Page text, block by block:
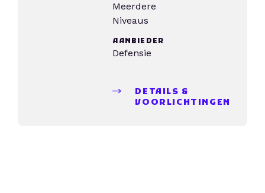
Meerdere
Niveaus
AANBIEDER
Defensie
DETAILS &
VOORLICHTINGEN